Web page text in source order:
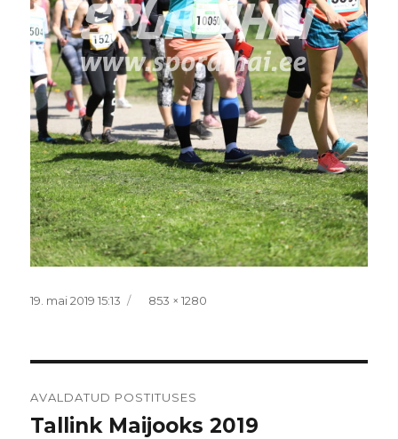
Postitatud
19. mai 2019 15:13 Täissuurus
853 × 1280
AVALDATUD POSTITUSES
Tallink Maijooks 2019